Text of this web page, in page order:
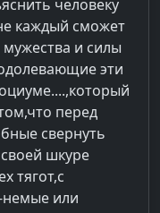
человеку
каждый сможет
мужества и силы
эти
перед
свернуть
шкуре
тягот,с
немые или